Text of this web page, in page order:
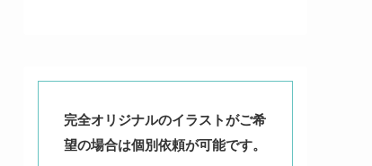
完全オリジナルのイラストがご希
望の場合は個別依頼が可能です。